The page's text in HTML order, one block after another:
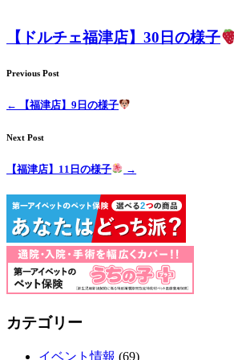
【ドルチェ福津店】30日の様子
Previous Post
← 【福津店】9日の様子
Next Post
【福津店】11日の様子 →
カテゴリー
イベント情報 (69)